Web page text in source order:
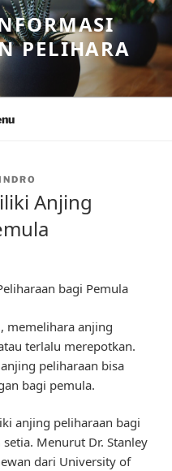
PELIHARA
Anjing
bagi Pemula
memelihara anjing
terlalu merepotkan.
peliharaan bisa
bagi pemula.
anjing peliharaan bagi
Menurut Dr. Stanley
dari University of